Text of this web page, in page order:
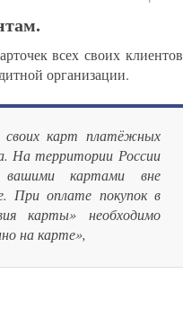
всех своих клиентов
организации.
своих карт платёжных
На территории России
картами вне
При оплате покупок в
карты» необходимо
на карте»,